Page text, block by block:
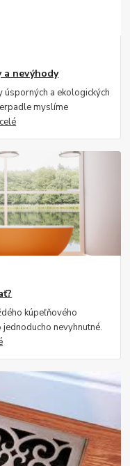
a nevýhody
úsporných a ekologických
myslíme
kúpeľňového
nevyhnutné.